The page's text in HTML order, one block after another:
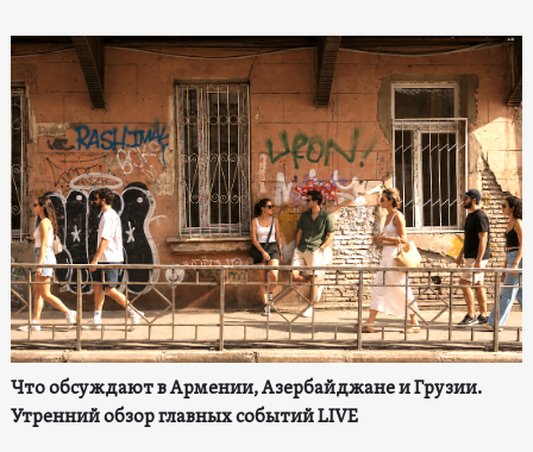
Что обсуждают в Армении, Азербайджане и Грузии.
Утренний обзор главных событий LIVE